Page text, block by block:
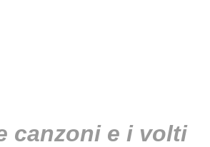
canzoni e i volti